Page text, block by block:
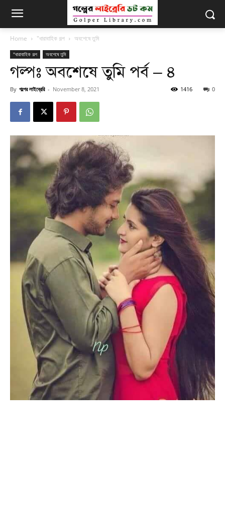
Home "ধারাবাহিক গল্প অবশেষে তুমি
"ধারাবাহিক গল্প অবশেষে তুমি
গল্পঃ অবশেষে তুমি পর্ব – ৪
By গল্পের লাইব্রেরি - November 8, 2021 0
1416